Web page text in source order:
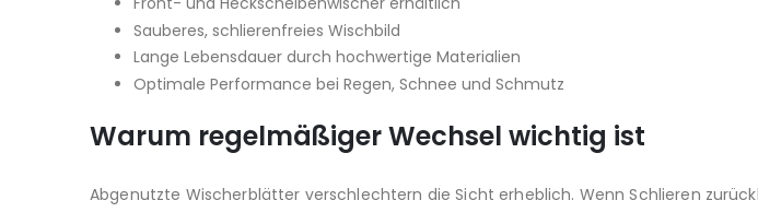
Sauberes, schlierenfreies Wischbild
Lange Lebensdauer durch hochwertige Materialien
Optimale Performance bei Regen, Schnee und Schmutz
Warum regelmäßiger Wechsel wichtig ist
Abgenutzte Wischerblätter verschlechtern die Sicht erheblich. Wenn Schlieren